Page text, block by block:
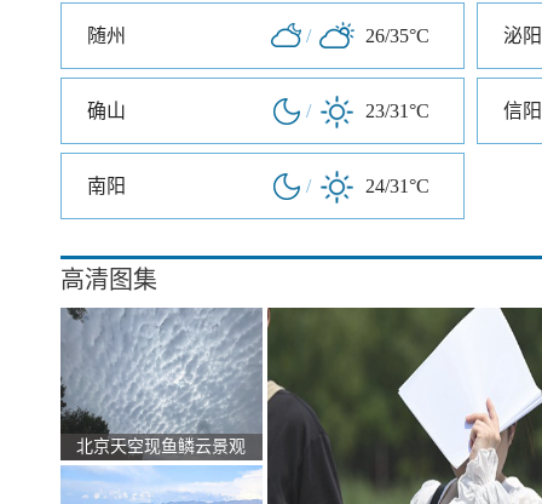
随州 / 26/35°C 泌阳
确山 / 23/31°C 信阳
南阳 / 24/31°C
高清图集
北京天空现鱼鳞云景观